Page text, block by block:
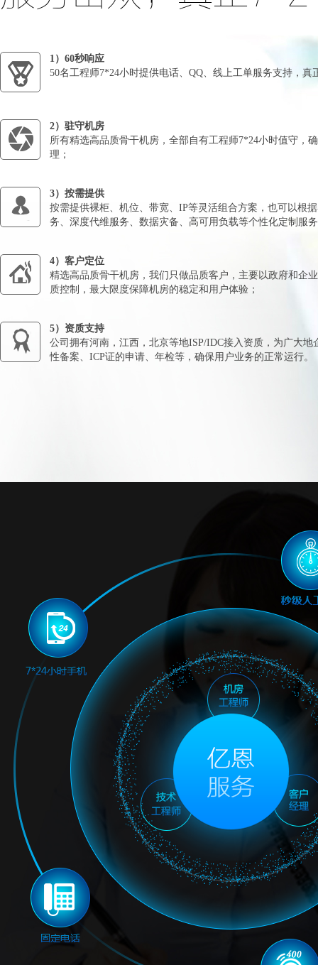
1）60秒响应
50名工程师7*24小时提供电话、QQ、线上工单服务支持，真
2）驻守机房
所有精选高品质骨干机房，全部自有工程师7*24小时值守，
理；
3）按需提供
按需提供裸柜、机位、带宽、IP等灵活组合方案，也可以根
务、深度代维服务、数据灾备、高可用负载等个性化定制服
4）客户定位
精选高品质骨干机房，我们只做品质客户，主要以政府和企
质控制，最大限度保障机房的稳定和用户体验；
5）资质支持
公司拥有河南，江西，北京等地ISP/IDC接入资质，为广大
性备案、ICP证的申请、年检等，确保用户业务的正常运行。